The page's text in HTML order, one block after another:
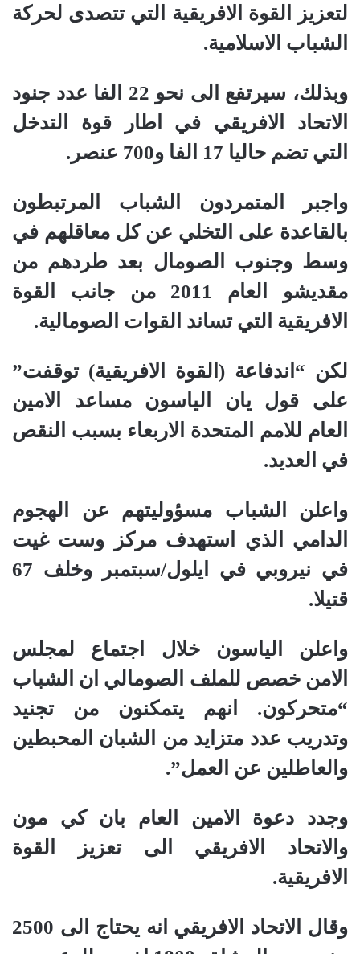
لتعزيز القوة الافريقية التي تتصدى لحركة
الشباب الاسلامية.
وبذلك، سيرتفع الى نحو 22 الفا عدد جنود
الاتحاد الافريقي في اطار قوة التدخل
التي تضم حاليا 17 الفا و700 عنصر.
واجبر المتمردون الشباب المرتبطون
بالقاعدة على التخلي عن كل معاقلهم في
وسط وجنوب الصومال بعد طردهم من
مقديشو العام 2011 من جانب القوة
الافريقية التي تساند القوات الصومالية.
لكن “اندفاعة (القوة الافريقية) توقفت”
على قول يان الياسون مساعد الامين
العام للامم المتحدة الاربعاء بسبب النقص
في العديد.
واعلن الشباب مسؤوليتهم عن الهجوم
الدامي الذي استهدف مركز وست غيت
في نيروبي في ايلول/سبتمبر وخلف 67
قتيلا.
واعلن الياسون خلال اجتماع لمجلس
الامن خصص للملف الصومالي ان الشباب
“متحركون. انهم يتمكنون من تجنيد
وتدريب عدد متزايد من الشبان المحبطين
والعاطلين عن العمل”.
وجدد دعوة الامين العام بان كي مون
والاتحاد الافريقي الى تعزيز القوة
الافريقية.
وقال الاتحاد الافريقي انه يحتاج الى 2500